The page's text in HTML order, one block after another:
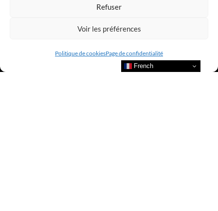
Refuser
Voir les préférences
Politique de cookiesPage de confidentialité
French